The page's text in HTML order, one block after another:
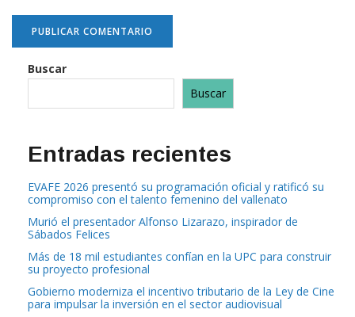
Buscar
Buscar
Entradas recientes
EVAFE 2026 presentó su programación oficial y ratificó su
compromiso con el talento femenino del vallenato
Murió el presentador Alfonso Lizarazo, inspirador de
Sábados Felices
Más de 18 mil estudiantes confían en la UPC para construir
su proyecto profesional
Gobierno moderniza el incentivo tributario de la Ley de Cine
para impulsar la inversión en el sector audiovisual